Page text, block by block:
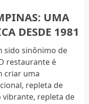
UMA
DESDE 1981
sido sinônimo de
restaurante é
criar uma
repleta de
vibrante, repleta de